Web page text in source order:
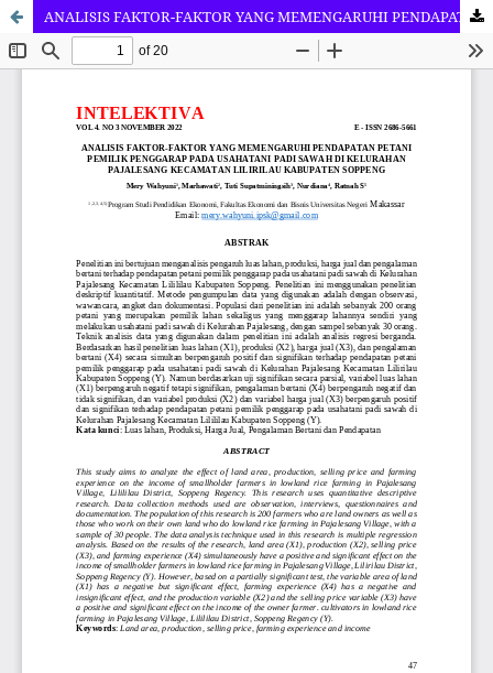
ANALISIS FAKTOR-FAKTOR YANG MEMENGARUHI PENDAPATAN PETANI PEMILIK PENGGARAP PADA USAHATANI PADI SAWAH DI KELURAHAN PAJALESANG KECAMATAN LILIRILAU KABUPATEN SOPPENG